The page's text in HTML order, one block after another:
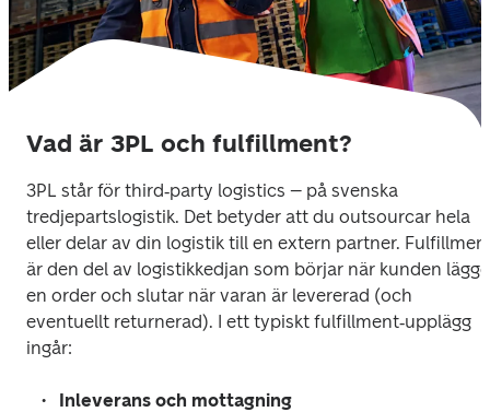
Vad är 3PL och fulfillment?
3PL står för third‑party logistics – på svenska
tredjepartslogistik. Det betyder att du outsourcar hela
eller delar av din logistik till en extern partner.
är den del av logistikkedjan som börjar när kunden
en order och slutar när varan är levererad (och
eventuellt returnerad). I ett typiskt fulfillment‑upplägg
ingår:
Inleverans och mottagning